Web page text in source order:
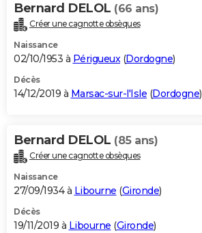
Bernard DELOL (66 ans)
Créer une cagnotte obsèques
Naissance
02/10/1953 à Périgueux(Dordogne)
Décès
14/12/2019 à Marsac-sur-l'Isle (Dordogne)
Bernard DELOL (85 ans)
Créer une cagnotte obsèques
Naissance
27/09/1934 à Libourne (Gironde)
Décès
19/11/2019 à Libourne (Gironde)